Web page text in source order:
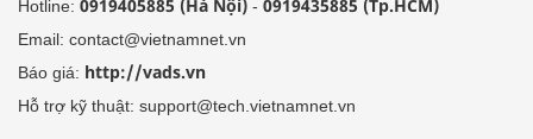
Hotline: 0919405885 (Hà Nội) - 0919435885 (Tp.HCM)
Email: contact@vietnamnet.vn
Báo giá: http://vads.vn
Hỗ trợ kỹ thuật: support@tech.vietnamnet.vn